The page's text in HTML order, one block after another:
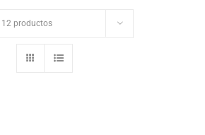
12 productos